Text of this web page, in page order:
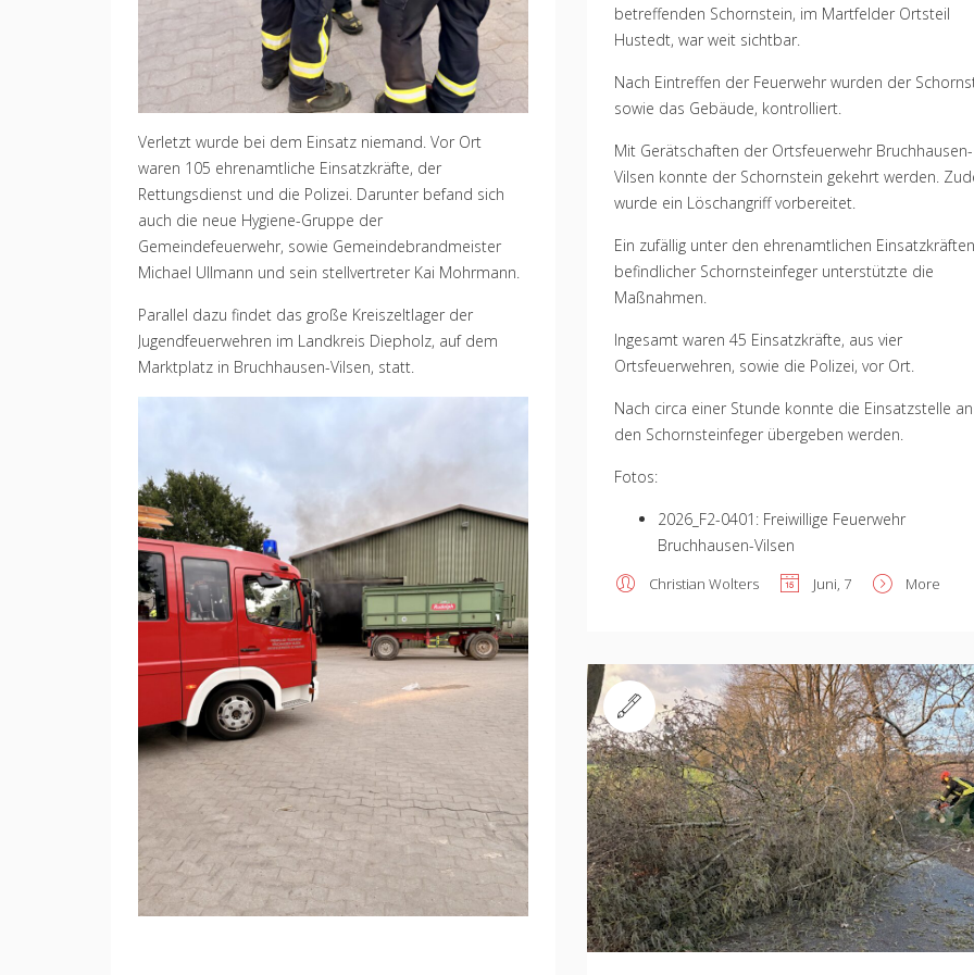
Verletzt wurde bei dem Einsatz niemand. Vor Ort
waren 105 ehrenamtliche Einsatzkräfte, der
Rettungsdienst und die Polizei. Darunter befand sich
auch die neue Hygiene-Gruppe der
Gemeindefeuerwehr, sowie Gemeindebrandmeister
Michael Ullmann und sein stellvertreter Kai Mohrmann.
Parallel dazu findet das große Kreiszeltlager der
Jugendfeuerwehren im Landkreis Diepholz, auf dem
Marktplatz in Bruchhausen-Vilsen, statt.
betreffenden Schornstein, im Martfelder Ortsteil
Hustedt, war weit sichtbar.
Nach Eintreffen der Feuerwehr wurden der
sowie das Gebäude, kontrolliert.
Mit Gerätschaften der Ortsfeuerwehr Bruchhausen-
Vilsen konnte der Schornstein gekehrt werden.
wurde ein Löschangriff vorbereitet.
Ein zufällig unter den ehrenamtlichen Einsatzkräften
befindlicher Schornsteinfeger unterstützte die
Maßnahmen.
Ingesamt waren 45 Einsatzkräfte, aus vier
Ortsfeuerwehren, sowie die Polizei, vor Ort.
Nach circa einer Stunde konnte die Einsatzstelle an
den Schornsteinfeger übergeben werden.
Fotos:
2026_F2-0401: Freiwillige Feuerwehr
Bruchhausen-Vilsen
Christian Wolters Juni, 7 More
Standard